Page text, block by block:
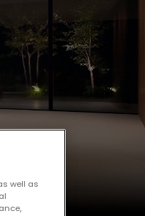
well as